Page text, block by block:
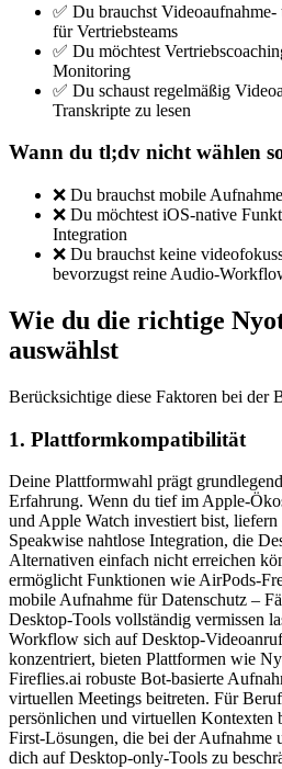
✅ Du brauchst
für Vertriebsteams
✅ Du möchtest
Monitoring
✅ Du schaust regelmäßig
Transkripte zu lesen
Wann du tl;dv nicht wählen
❌ Du brauchst mobile
❌ Du möchtest iOS-native
Integration
❌ Du brauchst keine
bevorzugst reine Audio-
Wie du die richtige
auswählst
Berücksichtige diese Faktoren bei der
1. Plattformkompatibilität
Deine Plattformwahl prägt
Erfahrung. Wenn du tief im Apple-
und Apple Watch investiert bist,
Speakwise nahtlose Integration, die
Alternativen einfach nicht erreichen
ermöglicht Funktionen wie AirPods-
mobile Aufnahme für Datenschutz –
Desktop-Tools vollständig vermissen
Workflow sich auf Desktop-
konzentriert, bieten Plattformen wie
Fireflies.ai robuste Bot-basierte
virtuellen Meetings beitreten. Für
persönlichen und virtuellen Kontexten
First-Lösungen, die bei der Aufnahme
dich auf Desktop-only-Tools zu